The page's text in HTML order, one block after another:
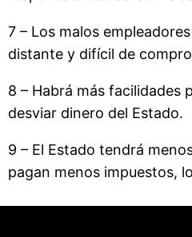
7 – Los malos
distante y difícil de
8 – Habrá más facilidades
desviar dinero del Estado.
9 – El Estado tendrá
pagan menos impuestos,